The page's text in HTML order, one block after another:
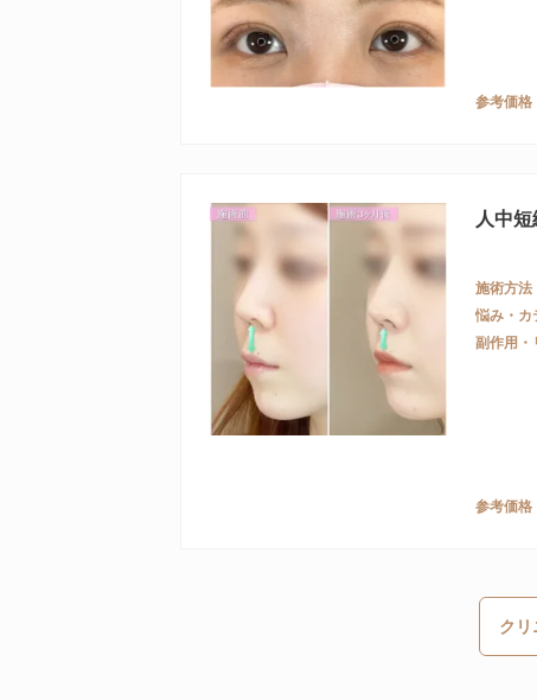
参考価格
人中短
施術方法
悩み・カ
副作用・
参考価格
クリ